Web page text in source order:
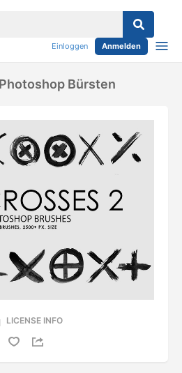
Einloggen Anmelden
Bürsten
LICENSE INFO